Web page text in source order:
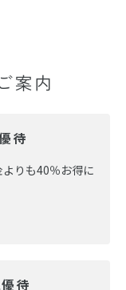
案内
待
りも40％お得に
待